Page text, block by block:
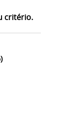
critério.